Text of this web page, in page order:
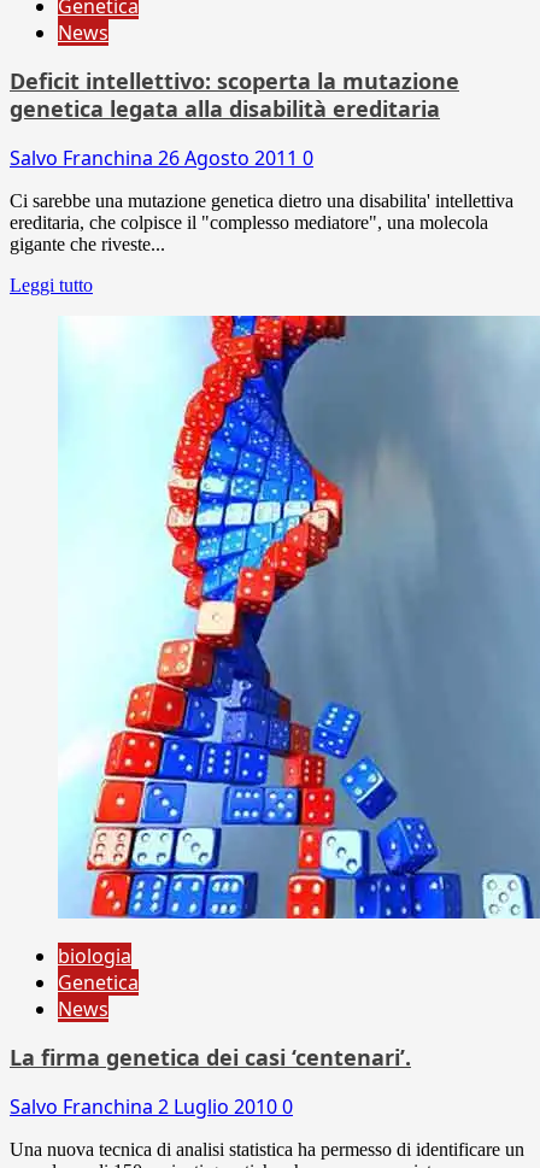
Genetica
News
Deficit intellettivo: scoperta la mutazione
genetica legata alla disabilità ereditaria
Salvo Franchina 26 Agosto 2011 0
Ci sarebbe una mutazione genetica dietro una disabilita' intellettiva
ereditaria, che colpisce il "complesso mediatore", una molecola
gigante che riveste...
Leggi tutto
biologia
Genetica
News
La firma genetica dei casi ‘centenari’.
Salvo Franchina 2 Luglio 20100
Una nuova tecnica di analisi statistica ha permesso di identificare un